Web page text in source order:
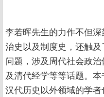
李若晖先生的力作不但
治史以及制度史，还触
问题，涉及周代社会政
及清代经学等等话题。
汉代历史以外领域的学